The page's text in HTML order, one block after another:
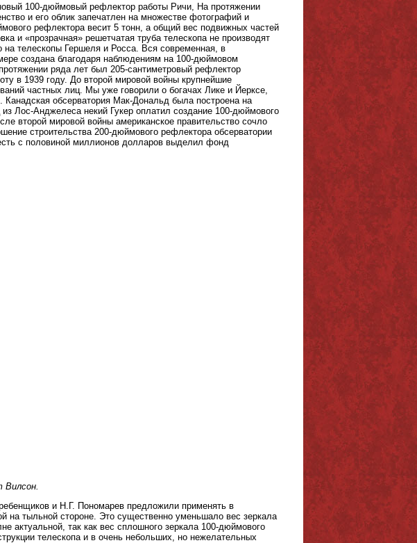
100-дюймовый рефлектор работы Ричи, На протяжении
и его облик запечатлен на множестве фотографий и
рефлектора весит 5 тонн, а общий вес подвижных частей
и «прозрачная» решетчатая труба телескопа не производят
на телескопы Гершеля и Росса. Вся современная, в
создана благодаря наблюдениям на 100-дюймовом
ряда лет был 205-сантиметровый рефлектор
в 1939 году. До второй мировой войны крупнейшие
частных лиц. Мы уже говорили о богачах Лике и Йерксе,
Канадская обсерватория Мак-Дональд была построена на
Лос-Анджелеса некий Гукер оплатил создание 100-дюймового
второй мировой войны американское правительство сочло
строительства 200-дюймового рефлектора обсерватории
с половиной миллионов долларов выделил фонд
и Н.Г. Пономарев предложили применять в
на тыльной стороне. Это существенно уменьшало вес зеркала
актуальной, так как вес сплошного зеркала 100-дюймового
телескопа и в очень небольших, но нежелательных